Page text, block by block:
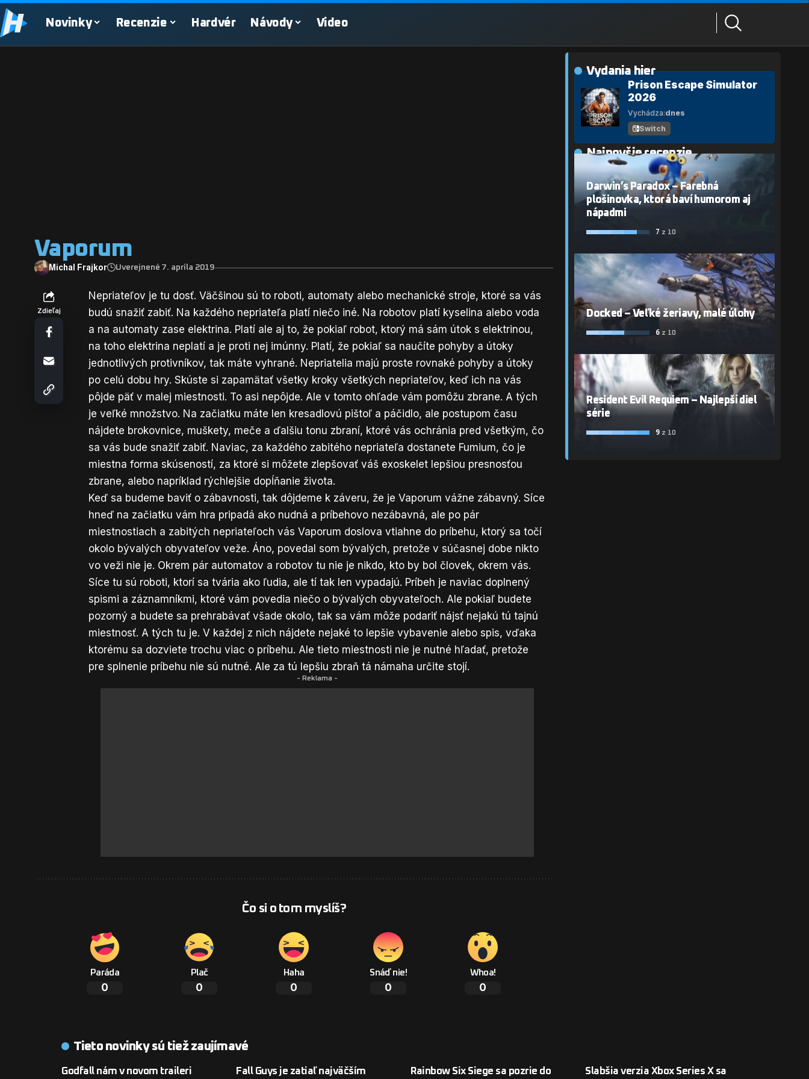
Novinky Recenzie Hardvér Návody Video
Vaporum
Michal Frajkor Uverejnené 7. apríla 2019
Zdieľaj
Nepriateľov je tu dosť. Väčšinou sú to roboti, automaty alebo mechanické stroje, ktoré sa vás
budú snažiť zabiť. Na každého nepriateľa platí niečo iné. Na robotov platí kyselina alebo voda
a na automaty zase elektrina. Platí ale aj to, že pokiaľ robot, ktorý má sám útok s elektrinou,
na toho elektrina neplatí a je proti nej imúnny. Platí, že pokiaľ sa naučíte pohyby a útoky
jednotlivých protivníkov, tak máte vyhrané. Nepriatelia majú proste rovnaké pohyby a útoky
po celú dobu hry. Skúste si zapamätať všetky kroky všetkých nepriateľov, keď ich na vás
pôjde päť v malej miestnosti. To asi nepôjde. Ale v tomto ohľade vám pomôžu zbrane. A tých
je veľké množstvo. Na začiatku máte len kresadlovú pištoľ a páčidlo, ale postupom času
nájdete brokovnice, muškety, meče a ďalšiu tonu zbraní, ktoré vás ochránia pred všetkým, čo
sa vás bude snažiť zabiť. Naviac, za každého zabitého nepriateľa dostanete Fumium, čo je
miestna forma skúseností, za ktoré si môžete zlepšovať váš exoskelet lepšiou presnosťou
zbrane, alebo napríklad rýchlejšie dopĺňanie života.
Keď sa budeme baviť o zábavnosti, tak dôjdeme k záveru, že je Vaporum vážne zábavný. Síce
hneď na začiatku vám hra pripadá ako nudná a príbehovo nezábavná, ale po pár
miestnostiach a zabitých nepriateľoch vás Vaporum doslova vtiahne do príbehu, ktorý sa točí
okolo bývalých obyvateľov veže. Áno, povedal som bývalých, pretože v súčasnej dobe nikto
vo veži nie je. Okrem pár automatov a robotov tu nie je nikdo, kto by bol človek, okrem vás.
Síce tu sú roboti, ktorí sa tvária ako ľudia, ale tí tak len vypadajú. Príbeh je naviac doplnený
spismi a záznamníkmi, ktoré vám povedia niečo o bývalých obyvateľoch. Ale pokiaľ budete
pozorný a budete sa prehrabávať všade okolo, tak sa vám môže podariť nájsť nejakú tú tajnú
miestnosť. A tých tu je. V každej z nich nájdete nejaké to lepšie vybavenie alebo spis, vďaka
ktorému sa dozviete trochu viac o príbehu. Ale tieto miestnosti nie je nutné hľadať, pretože
pre splnenie príbehu nie sú nutné. Ale za tú lepšiu zbraň tá námaha určite stojí.
- Reklama -
Čo si o tom myslíš?
Paráda
0
Plač
0
Haha
0
Snáď nie!
0
Whoa!
0
Vydania hier
Prison Escape Simulator
2026
Vychádza:dnes
Switch
Najnovšie recenzie
Darwin’s Paradox – Farebná
plošinovka, ktorá baví humorom aj
nápadmi
7 z 10
Docked – Veľké žeriavy, malé úlohy
6 z 10
Resident Evil Requiem – Najlepší diel
série
9 z 10
Tieto novinky sú tiež zaujímavé
Godfall nám v novom traileri Fall Guys je zatiaľ najväčším Rainbow Six Siege sa pozrie do Slabšia verzia Xbox Series X sa